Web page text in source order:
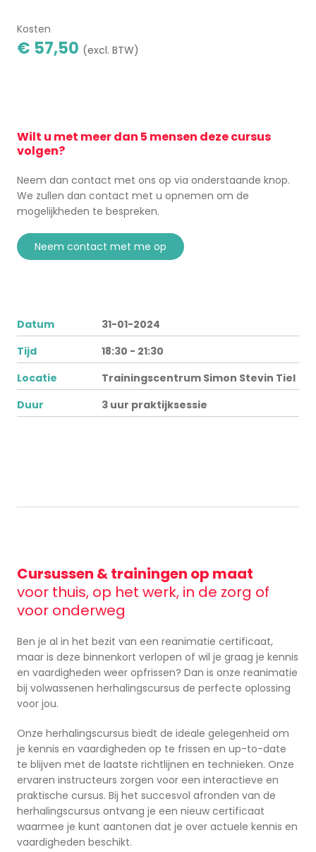
Kosten
€ 57,50 (excl. BTW)
Wilt u met meer dan 5 mensen deze cursus
volgen?
Neem dan contact met ons op via onderstaande knop.
We zullen dan contact met u opnemen om de
mogelijkheden te bespreken.
neem contact met me op
Datum
31-01-2024
Tijd
18:30 - 21:30
Locatie
Trainingscentrum Simon Stevin Tiel
Duur
3 uur praktijksessie
Cursussen & trainingen op maat
voor thuis, op het werk, in de zorg of
voor onderweg
Ben je al in het bezit van een reanimatie certificaat,
maar is deze binnenkort verlopen of wil je graag je kennis
en vaardigheden weer opfrissen? Dan is onze reanimatie
bij volwassenen herhalingscursus de perfecte oplossing
voor jou.
Onze herhalingscursus biedt de ideale gelegenheid om
je kennis en vaardigheden op te frissen en up-to-date
te blijven met de laatste richtlijnen en technieken. Onze
ervaren instructeurs zorgen voor een interactieve en
praktische cursus. Bij het succesvol afronden van de
herhalingscursus ontvang je een nieuw certificaat
waarmee je kunt aantonen dat je over actuele kennis en
vaardigheden beschikt.